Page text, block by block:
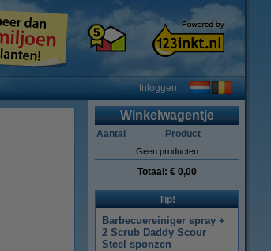
Inloggen
Winkelwagentje
Aantal Product
Geen producten
Totaal: € 0,00
Tip!
Barbecuereiniger spray +
2 Scrub Daddy Scour
Steel sponzen